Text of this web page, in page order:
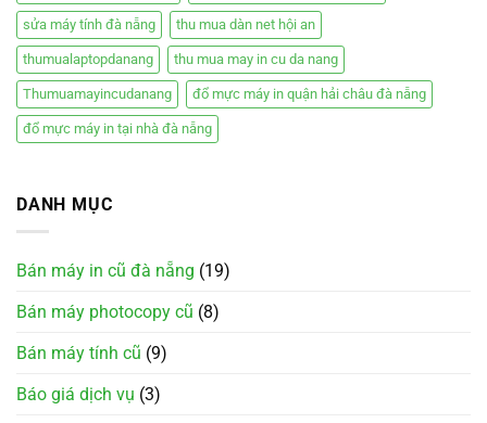
sửa máy tính đà nẵng thu mua dàn net hội an
thumualaptopdanang thu mua may in cu da nang
Thumuamayincudanang đổ mực máy in quận hải châu đà nẵng
đổ mực máy in tại nhà đà nẵng
DANH MỤC
Bán máy in cũ đà nẵng (19)
Bán máy photocopy cũ (8)
Bán máy tính cũ (9)
Báo giá dịch vụ (3)